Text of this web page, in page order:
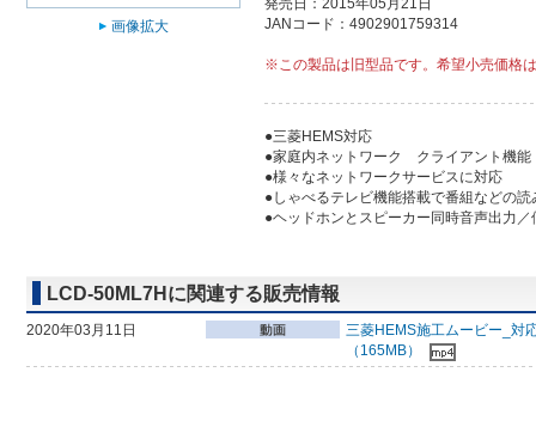
画像拡大
発売日：2015年05月21日
JANコード：4902901759314
※この製品は旧型品です。希望小売価格
●三菱HEMS対応
●家庭内ネットワーク クライアント機能
●様々なネットワークサービスに対応
●しゃべるテレビ機能搭載で番組などの読
●ヘッドホンとスピーカー同時音声出力／
LCD-50ML7Hに関連する販売情報
2020年03月11日
三菱HEMS施工ムービー_対
（165MB）